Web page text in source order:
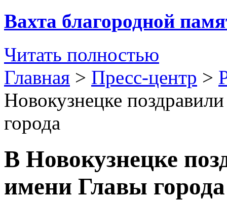
Вахта благородной
Читать полностью
Главная > Пресс-центр >
Новокузнецке
города
В Новокузнецке
имени Главы города